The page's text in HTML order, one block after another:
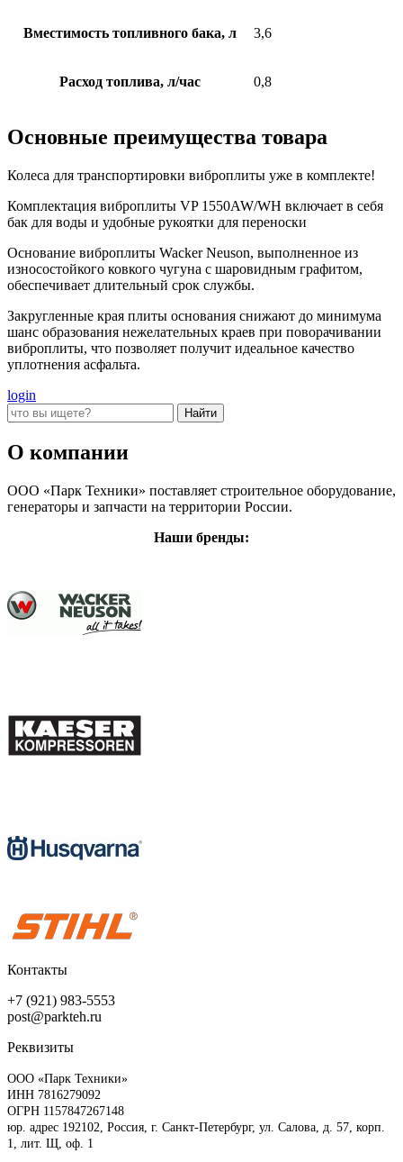
Вместимость топливного бака, л 3,6
Расход топлива, л/час 0,8
Основные преимущества товара
Колеса для транспортировки виброплиты уже в комплекте!
Комплектация виброплиты VP 1550AW/WH включает в себя
бак для воды и удобные рукоятки для переноски
Основание виброплиты Wacker Neuson, выполненное из
износостойкого ковкого чугуна с шаровидным графитом,
обеспечивает длительный срок службы.
Закругленные края плиты основания снижают до минимума
шанс образования нежелательных краев при поворачивании
виброплиты, что позволяет получит идеальное качество
уплотнения асфальта.
login
О компании
ООО «Парк Техники» поставляет строительное оборудование,
генераторы и запчасти на территории России.
Наши бренды:
Контакты
+7 (921) 983-5553
post@parkteh.ru
Реквизиты
ООО «Парк Техники»
ИНН 7816279092
ОГРН 1157847267148
юр. адрес 192102, Россия, г. Санкт-Петербург, ул. Салова, д. 57, корп.
1, лит. Щ, оф. 1